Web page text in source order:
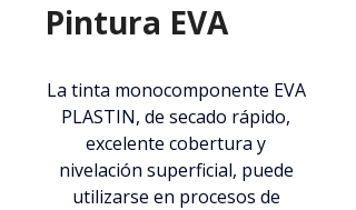
Pintura EVA
La tinta monocomponente EVA
PLASTIN, de secado rápido,
excelente cobertura y
nivelación superficial, puede
utilizarse en procesos de